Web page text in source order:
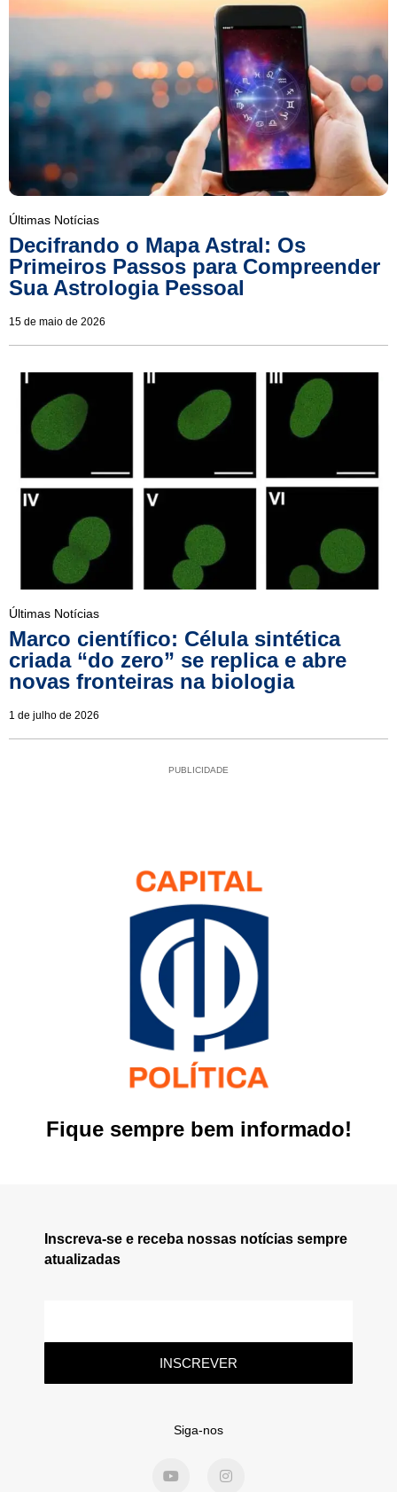
Últimas Notícias
Decifrando o Mapa Astral: Os
Primeiros Passos para Compreender
Sua Astrologia Pessoal
15 de maio de 2026
Últimas Notícias
Marco científico: Célula sintética
criada “do zero” se replica e abre
novas fronteiras na biologia
1 de julho de 2026
PUBLICIDADE
Fique sempre bem informado!
Inscreva-se e receba nossas notícias sempre
atualizadas
INSCREVER
Siga-nos